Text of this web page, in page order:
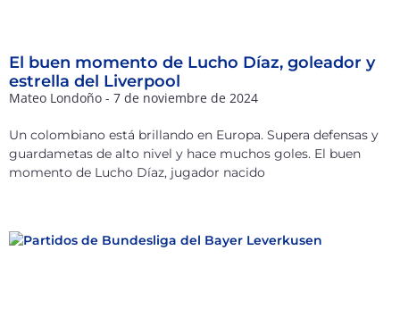
El buen momento de Lucho Díaz, goleador y
estrella del Liverpool
Mateo Londoño 7 de noviembre de 2024
Un colombiano está brillando en Europa. Supera defensas y
guardametas de alto nivel y hace muchos goles. El buen
momento de Lucho Díaz, jugador nacido